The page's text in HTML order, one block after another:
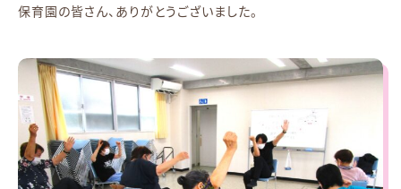
保育園の皆さん、ありがとうございました。